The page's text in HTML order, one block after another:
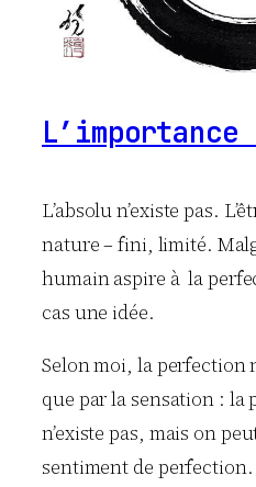
L’importance
L’absolu n’existe pas.
nature – fini, limité.
humain aspire à la
cas une idée.
Selon moi, la perfection
que par la sensation : la
n’existe pas, mais on
sentiment de